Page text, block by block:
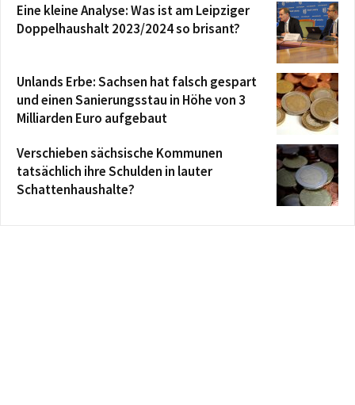
Eine kleine Analyse: Was ist am Leipziger
Doppelhaushalt 2023/2024 so brisant?
Unlands Erbe: Sachsen hat falsch gespart
und einen Sanierungsstau in Höhe von 3
Milliarden Euro aufgebaut
Verschieben sächsische Kommunen
tatsächlich ihre Schulden in lauter
Schattenhaushalte?